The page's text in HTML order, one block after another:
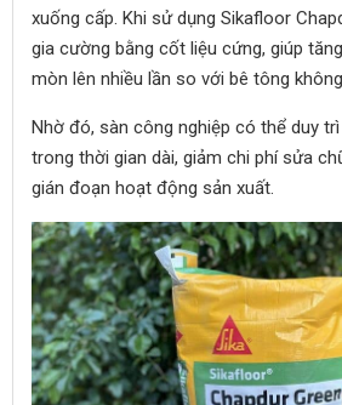
xuống cấp. Khi sử dụng Sikafloor
gia cường bằng cốt liệu cứng, giúp
mòn lên nhiều lần so với bê tông
Nhờ đó, sàn công nghiệp có thể duy
trong thời gian dài, giảm chi phí sửa
gián đoạn hoạt động sản xuất.